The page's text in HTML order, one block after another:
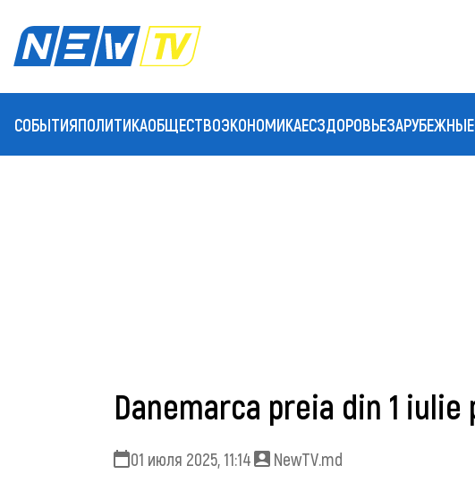
СОБЫТИЯПОЛИТИКАОБЩЕСТВОЭКОНОМИКАЕСЗДОРОВЬЕЗАРУБЕЖНЫЕ
Danemarca preia din 1
01 июля 2025, 11:14 NewTV.md